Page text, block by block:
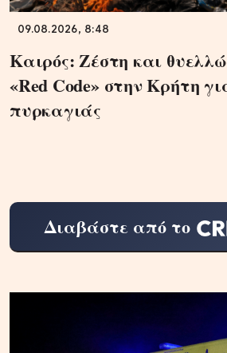
09.08.2026, 8:48
Καιρός: Ζέστη και
«Red Code» στην Κρήτη
πυρκαγιάς
Διαβάστε από το